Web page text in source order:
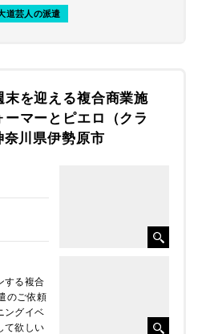
道芸人の派遣
末を迎える複合商業施
マーとピエロ（クラ
川県伊勢原市
する複合
のご依頼
ングイベ
て欲しい